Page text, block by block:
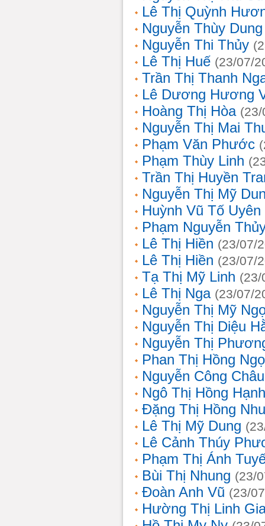
Lê Thị Quỳnh
Nguyễn Thùy Dung
Nguyễn Thi Thủy
Lê Thị Huế (23/07/
Trần Thị Thanh
Lê Dương Hương
Hoàng Thị Hòa
Nguyễn Thị Mai
Phạm Văn Phước
Phạm Thùy Linh
Trần Thị Huyền
Nguyễn Thị Mỹ
Huỳnh Vũ Tố Uyên
Phạm Nguyễn
Lê Thị Hiền (23/07/
Lê Thị Hiền (23/07/
Tạ Thị Mỹ Linh (23/
Lê Thị Nga (23/07/
Nguyễn Thị Mỹ
Nguyễn Thị Diệu
Nguyễn Thị
Phan Thị Hồng
Nguyễn Công Châu
Ngô Thị Hồng Hạnh
Đặng Thị Hồng
Lê Thị Mỹ Dung
Lê Cảnh Thúy
Phạm Thị Ánh
Bùi Thị Nhung (23/
Đoàn Anh Vũ (23/
Hường Thị Linh